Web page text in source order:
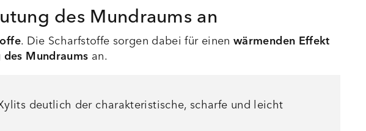
des Mundraums an
. Die Scharfstoffe sorgen dabei für einenwärmenden Effekt
Mundraums an.
deutlich der charakteristische, scharfe und leicht